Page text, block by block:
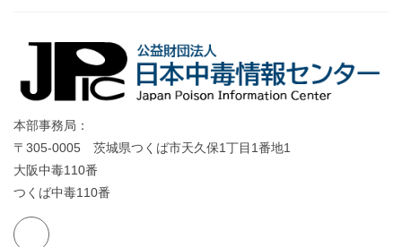
本部事務局：
〒305-0005 茨城県つくば市天久保1丁目1番地1
大阪中毒110番
つくば中毒110番